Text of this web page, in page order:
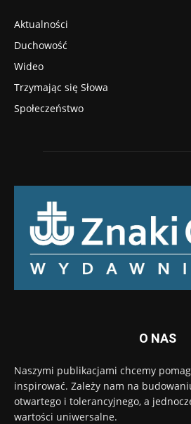
Aktualności
Duchowość
Wideo
Trzymając się Słowa
Społeczeństwo
O NAS
Naszymi publikacjami chcemy
inspirować. Zależy nam na
otwartego i tolerancyjnego, a
wartości uniwersalne.